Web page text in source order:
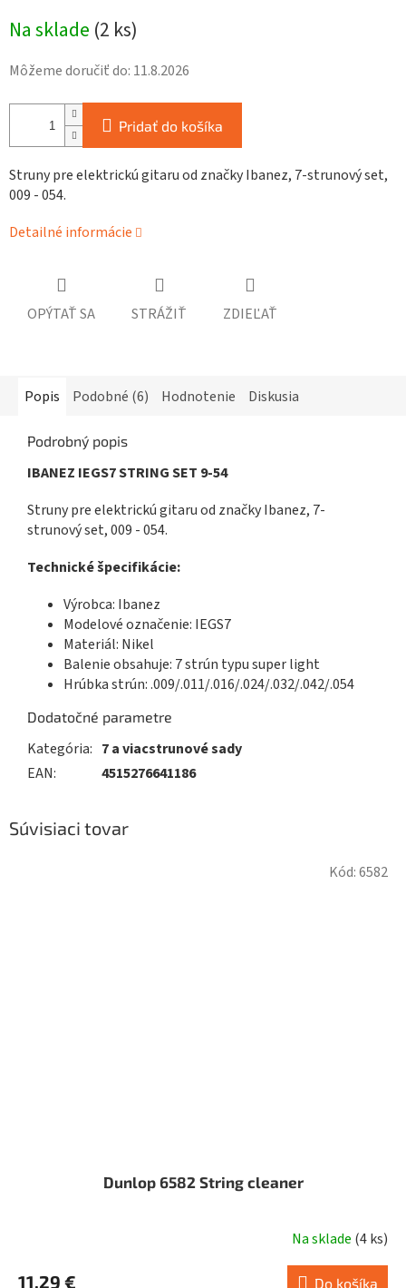
cena:
Na sklade (2 ks)
Môžeme doručiť do: 11.8.2026
Pridať do košíka
Struny pre elektrickú gitaru od značky Ibanez, 7-strunový set,
009 - 054.
Detailné informácie
OPÝTAŤ SA STRÁŽIŤ ZDIEĽAŤ
Popis Podobné (6) Hodnotenie Diskusia
Podrobný popis
IBANEZ IEGS7 STRING SET 9-54
Struny pre elektrickú gitaru od značky Ibanez, 7-
strunový set, 009 - 054.
Technické špecifikácie:
Výrobca: Ibanez
Modelové označenie: IEGS7
Materiál: Nikel
Balenie obsahuje: 7 strún typu super light
Hrúbka strún: .009/.011/.016/.024/.032/.042/.054
Dodatočné parametre
Kategória: 7 a viacstrunové sady
EAN: 4515276641186
Súvisiaci tovar
Dunlop 6582 String cleaner
Na sklade (4 ks)
11,29 € Do košíka
Kód:6582